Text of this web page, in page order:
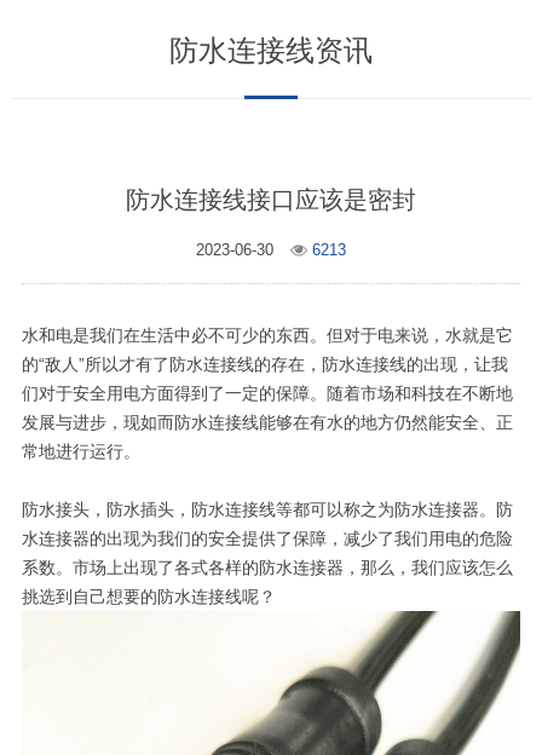
防水连接线资讯
防水连接线接口应该是密封
2023-06-30 6213
水和电是我们在生活中必不可少的东西。但对于电来说，水就是它
的“敌人”所以才有了防水连接线的存在，防水连接线的出现，让我
们对于安全用电方面得到了一定的保障。随着市场和科技在不断地
发展与进步，现如而防水连接线能够在有水的地方仍然能安全、正
常地进行运行。
防水接头，防水插头，防水连接线等都可以称之为防水连接器。防
水连接器的出现为我们的安全提供了保障，减少了我们用电的危险
系数。市场上出现了各式各样的防水连接器，那么，我们应该怎么
挑选到自己想要的防水连接线呢？